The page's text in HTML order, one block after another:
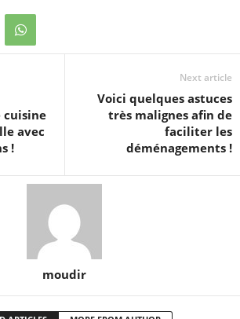
cuisine
avec
!
Next article
Voici quelques astuces
très malignes afin de
faciliter les
déménagements !
moudir